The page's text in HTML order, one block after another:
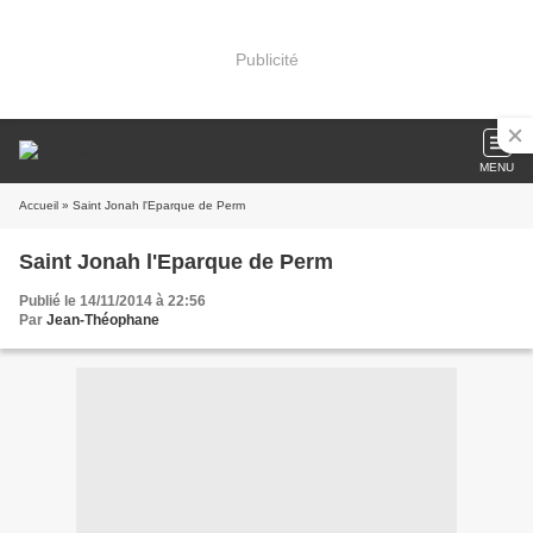
Publicité
MENU
Accueil » Saint Jonah l'Eparque de Perm
Saint Jonah l'Eparque de Perm
Publié le 14/11/2014 à 22:56
Par Jean-Théophane